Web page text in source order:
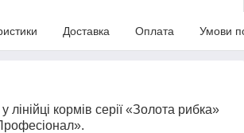
Доставка Оплата Умови
кормів серії «Золота рибка»